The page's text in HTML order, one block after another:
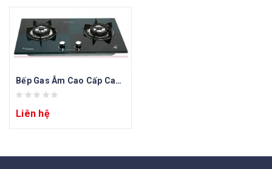
Bếp Gas Âm Cao Cấp Canzy CZ 268 XĐ
Liên hệ